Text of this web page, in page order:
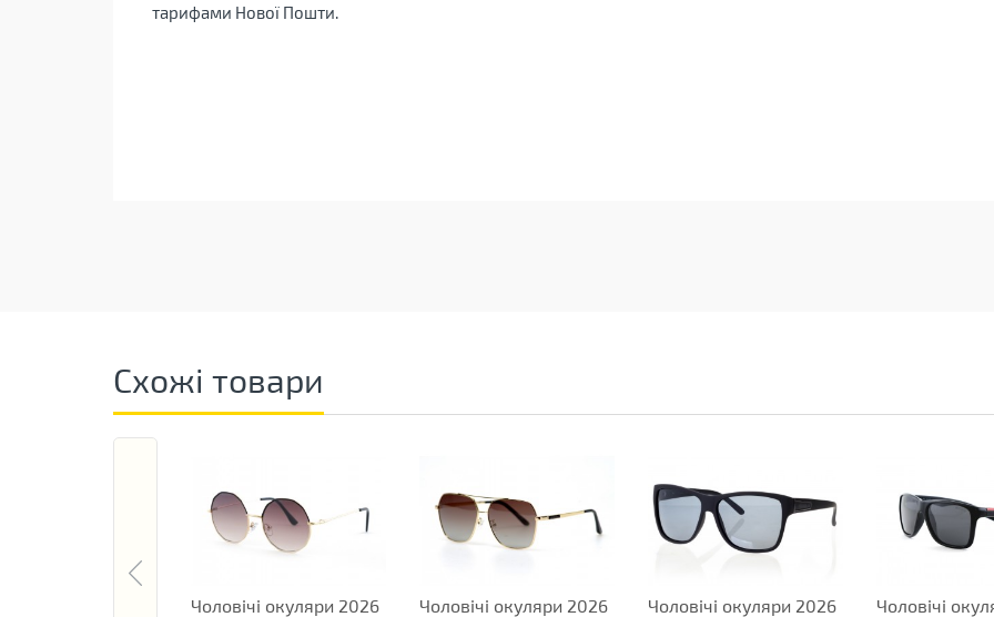
тарифами Нової Пошти.
Схожі товари
Чоловічі окуляри 2026
Чоловічі окуляри 2026
Чоловічі окуляри 2026
Чоловічі